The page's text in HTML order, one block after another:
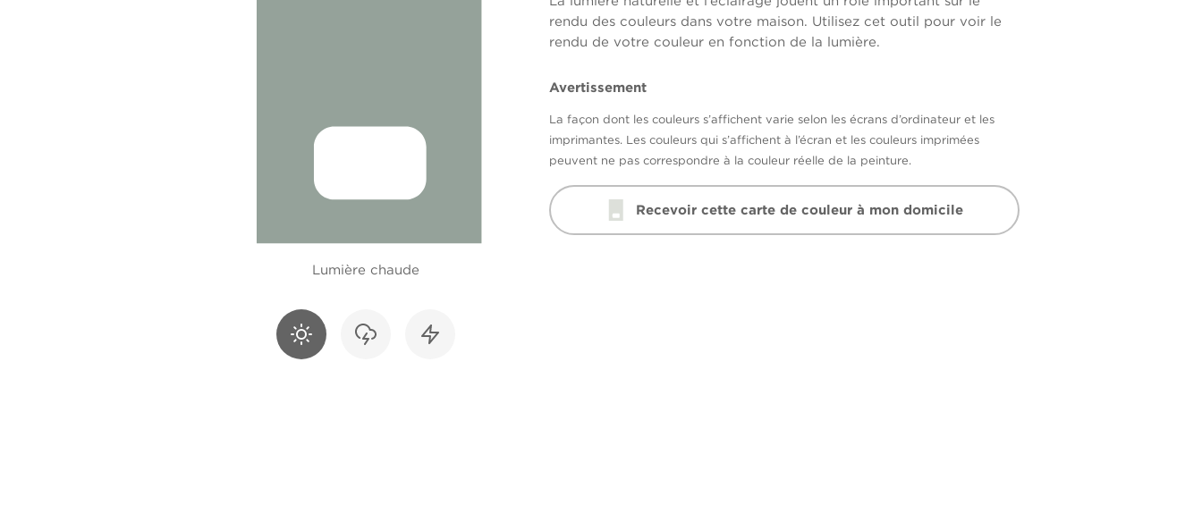
Lumière chaude
rendu des couleurs dans votre maison. Utilisez cet outil pour voir le
rendu de votre couleur en fonction de la lumière.
Avertissement
La façon dont les couleurs s’affichent varie selon les écrans d’ordinateur et les
imprimantes. Les couleurs qui s’affichent à l’écran et les couleurs imprimées
peuvent ne pas correspondre à la couleur réelle de la peinture.
Recevoir cette carte de couleur à mon domicile